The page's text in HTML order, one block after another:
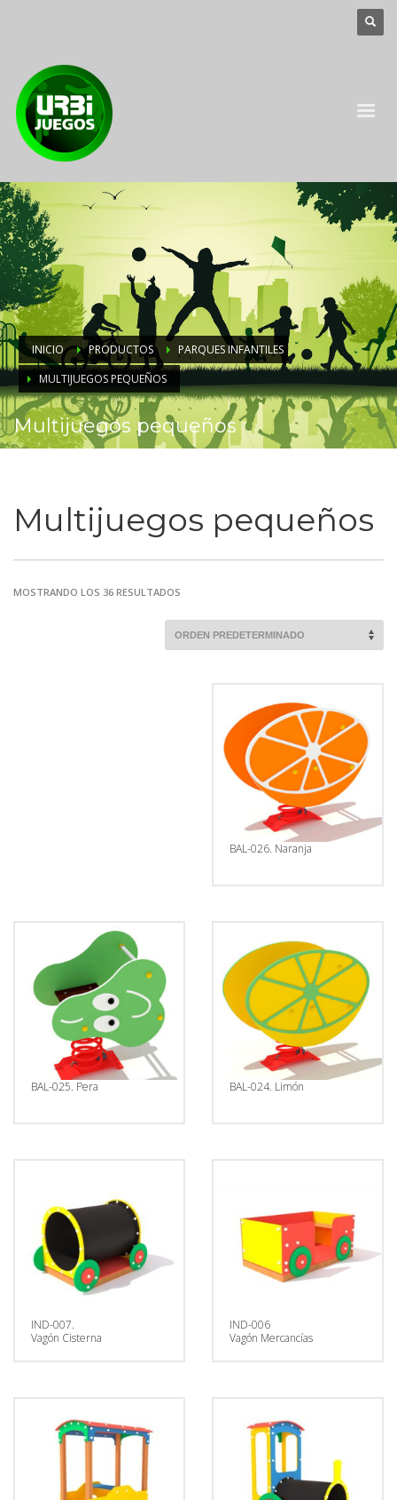
INICIO PRODUCTOS
PARQUES INFANTILES
MULTIJUEGOS PEQUEÑOS
Multijuegos pequeños
Multijuegos pequeños
MOSTRANDO LOS 36 RESULTADOS
BAL-026. Naranja
BAL-025. Pera BAL-024. Limón
IND-007.
Vagón Cisterna
IND-006
Vagón Mercancías